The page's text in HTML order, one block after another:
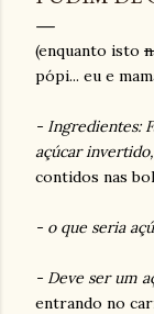
(enquanto isto
pópi... eu e
- Ingredientes:
açúcar
contidos nas
- o que seria
- Deve ser um
entrando no